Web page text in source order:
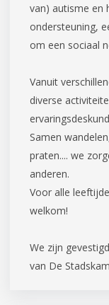
van) autisme en
ondersteuning,
om een sociaal
Vanuit
diverse
Samen
praten.... we
anderen.
Voor alle
welkom!
We zijn
van De